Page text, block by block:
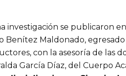
investigación se publicaron
Benítez Maldonado,
con la asesoría de las
García Díaz, del Cuerpo